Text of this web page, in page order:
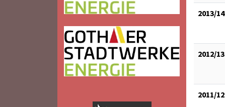
2013/14
2012/13
2011/12